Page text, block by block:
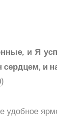
и Я
сердцем, и
)